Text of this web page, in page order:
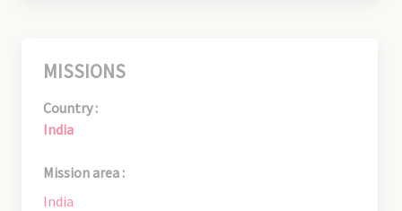
MISSIONS
Country :
India
Mission area :
India